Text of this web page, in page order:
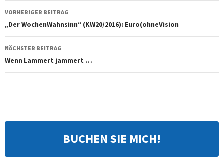
Beitragsnavigation
VORHERIGER BEITRAG
„Der WochenWahnsinn“ (KW20/2016): Euro(ohneVision
NÄCHSTER BEITRAG
Wenn Lammert jammert …
BUCHEN SIE MICH!